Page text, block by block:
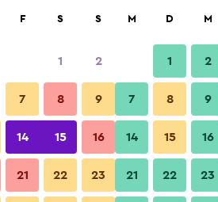
pro Nacht
Angebot
F S S
1 2
7 8 9
14 15 16
21 22 23
M D M
1 2
7 8 9
14 15 16
21 22 23